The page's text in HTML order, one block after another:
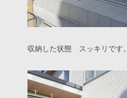
収納した状態 スッキリです。